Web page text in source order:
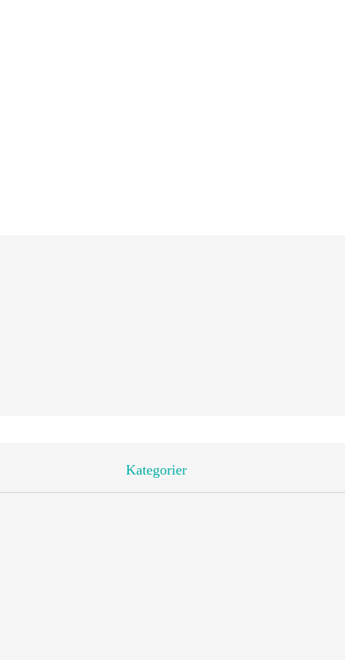
Kategorier